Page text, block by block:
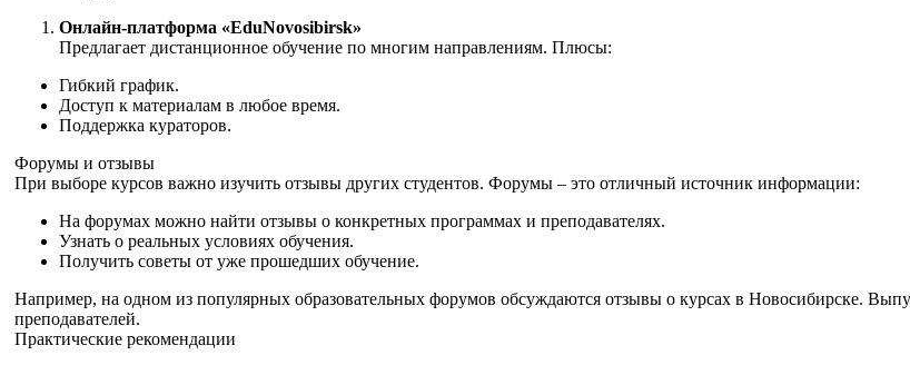
Онлайн-платформа «EduNovosibirsk»
Предлагает дистанционное обучение по многим направлениям. Плюсы:
Гибкий график.
Доступ к материалам в любое время.
Поддержка кураторов.
Форумы и отзывы
При выборе курсов важно изучить отзывы других студентов. Форумы – это отличный источник информации:
На форумах можно найти отзывы о конкретных программах и преподавателях.
Узнать о реальных условиях обучения.
Получить советы от уже прошедших обучение.
Например, на одном из популярных образовательных форумов обсуждаются отзывы о курсах в Новосибирске.
преподавателей.
Практические рекомендации